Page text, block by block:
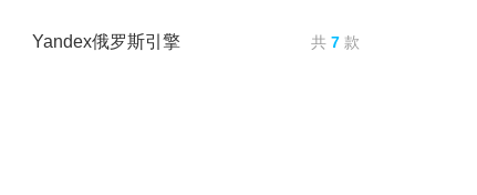
Yandex俄罗斯引擎 共 7 款